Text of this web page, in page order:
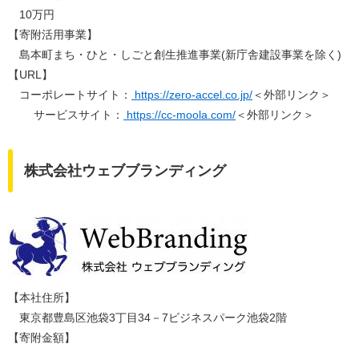
10万円
【寄附活用事業】
島本町まち・ひと・しごと創生推進事業(新庁舎建設事業を除く)
【URL】
コーポレートサイト：
https://zero-accel.co.jp/＜外部リンク＞
サービスサイト：
https://cc-moola.com/＜外部リンク＞
株式会社ウェブブランディング
【本社住所】
東京都豊島区池袋3丁目34－7ビジネスパーク池袋2階
【寄附金額】